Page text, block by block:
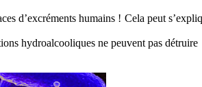
d’excréments humains ! Cela peut
hydroalcooliques ne peuvent pas détruire